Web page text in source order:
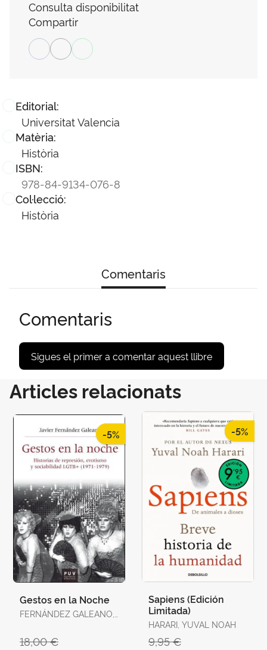
Editorial:
Universitat Valencia
Matèria:
Història
ISBN:
978-84-9134-076-8
Col·lecció:
Història
Consulta disponibilitat
Compartir
Comentaris
Comentaris
Sigues el primer a comentar aquest llibre
Articles relacionats
-5%
Gestos en la Noche
FERNÁNDEZ GALEANO,
18,00 €
-5%
Sapiens (Edición
Limitada)
HARARI, YUVAL NOAH
9,95 €